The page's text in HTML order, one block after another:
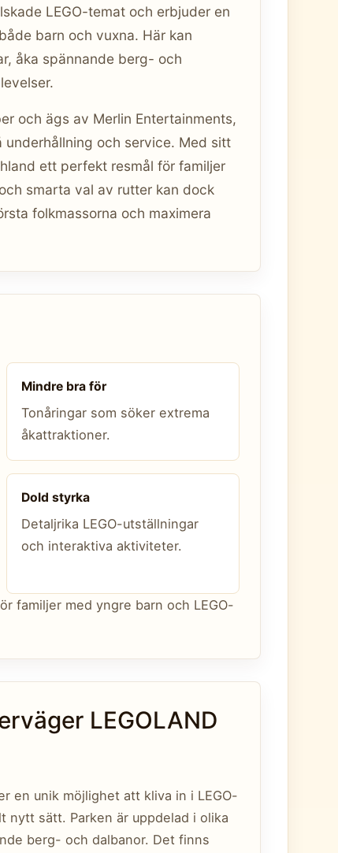
LEGO-temat och erbjuder en
barn och vuxna. Här kan
åka spännande berg- och
och ägs av Merlin Entertainments,
och service. Med sitt
ett perfekt resmål för familjer
smarta val av rutter kan dock
folkmassorna och maximera
Mindre bra för
Tonåringar som söker extrema
åkattraktioner.
Dold styrka
Detaljrika LEGO-utställningar
och interaktiva aktiviteter.
familjer med yngre barn och LEGO-
LEGOLAND
en unik möjlighet att kliva in i LEGO-
nytt sätt. Parken är uppdelad i olika
berg- och dalbanor. Det finns